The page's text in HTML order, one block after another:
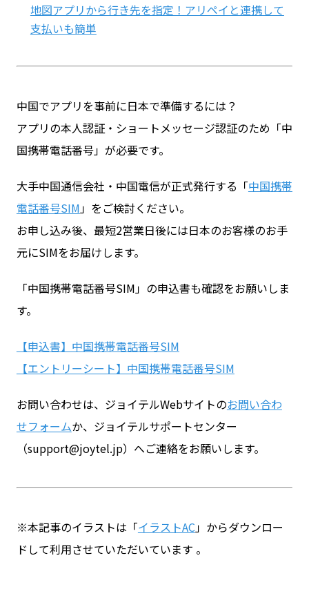
地図アプリから行き先を指定！アリペイと連携して
支払いも簡単
中国でアプリを事前に日本で準備するには？
アプリの本人認証・ショートメッセージ認証のため「中
国携帯電話番号」が必要です。
大手中国通信会社・中国電信が正式発行する「中国携帯
電話番号SIM 」をご検討ください。
お申し込み後、最短2営業日後には日本のお客様のお手
元にSIMをお届けします。
「中国携帯電話番号SIM」の申込書も確認をお願いしま
す。
【申込書】中国携帯電話番号SIM
【エントリーシート】中国携帯電話番号SIM
お問い合わせは、ジョイテルWebサイトのお問い合わ
せフォームか、ジョイテルサポートセンター
（support@joytel.jp）へご連絡をお願いします。
※本記事のイラストは「イラストAC 」からダウンロー
ドして利用させていただいています 。